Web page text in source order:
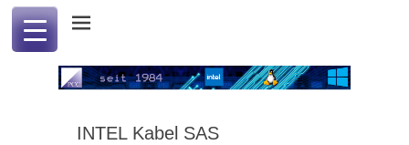
INTEL Kabel SAS